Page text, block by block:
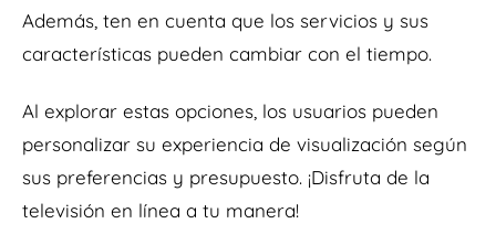
Además, ten en cuenta que los servicios y sus
características pueden cambiar con el tiempo.
Al explorar estas opciones, los usuarios pueden
personalizar su experiencia de visualización según
sus preferencias y presupuesto. ¡Disfruta de la
televisión en línea a tu manera!